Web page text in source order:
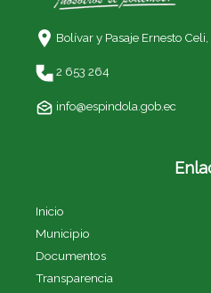
Bolívar y Pasaje Ernesto Celi,
2 653 264
info@espindola.gob.ec
Inicio
Municipio
Documentos
Transparencia